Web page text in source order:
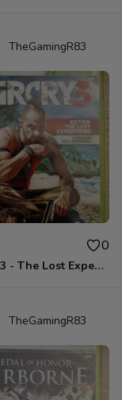
TheGamingR83
0
Far Cry 3 - The Lost Expeditions - Edition Spéciale Xbox 360
TheGamingR83